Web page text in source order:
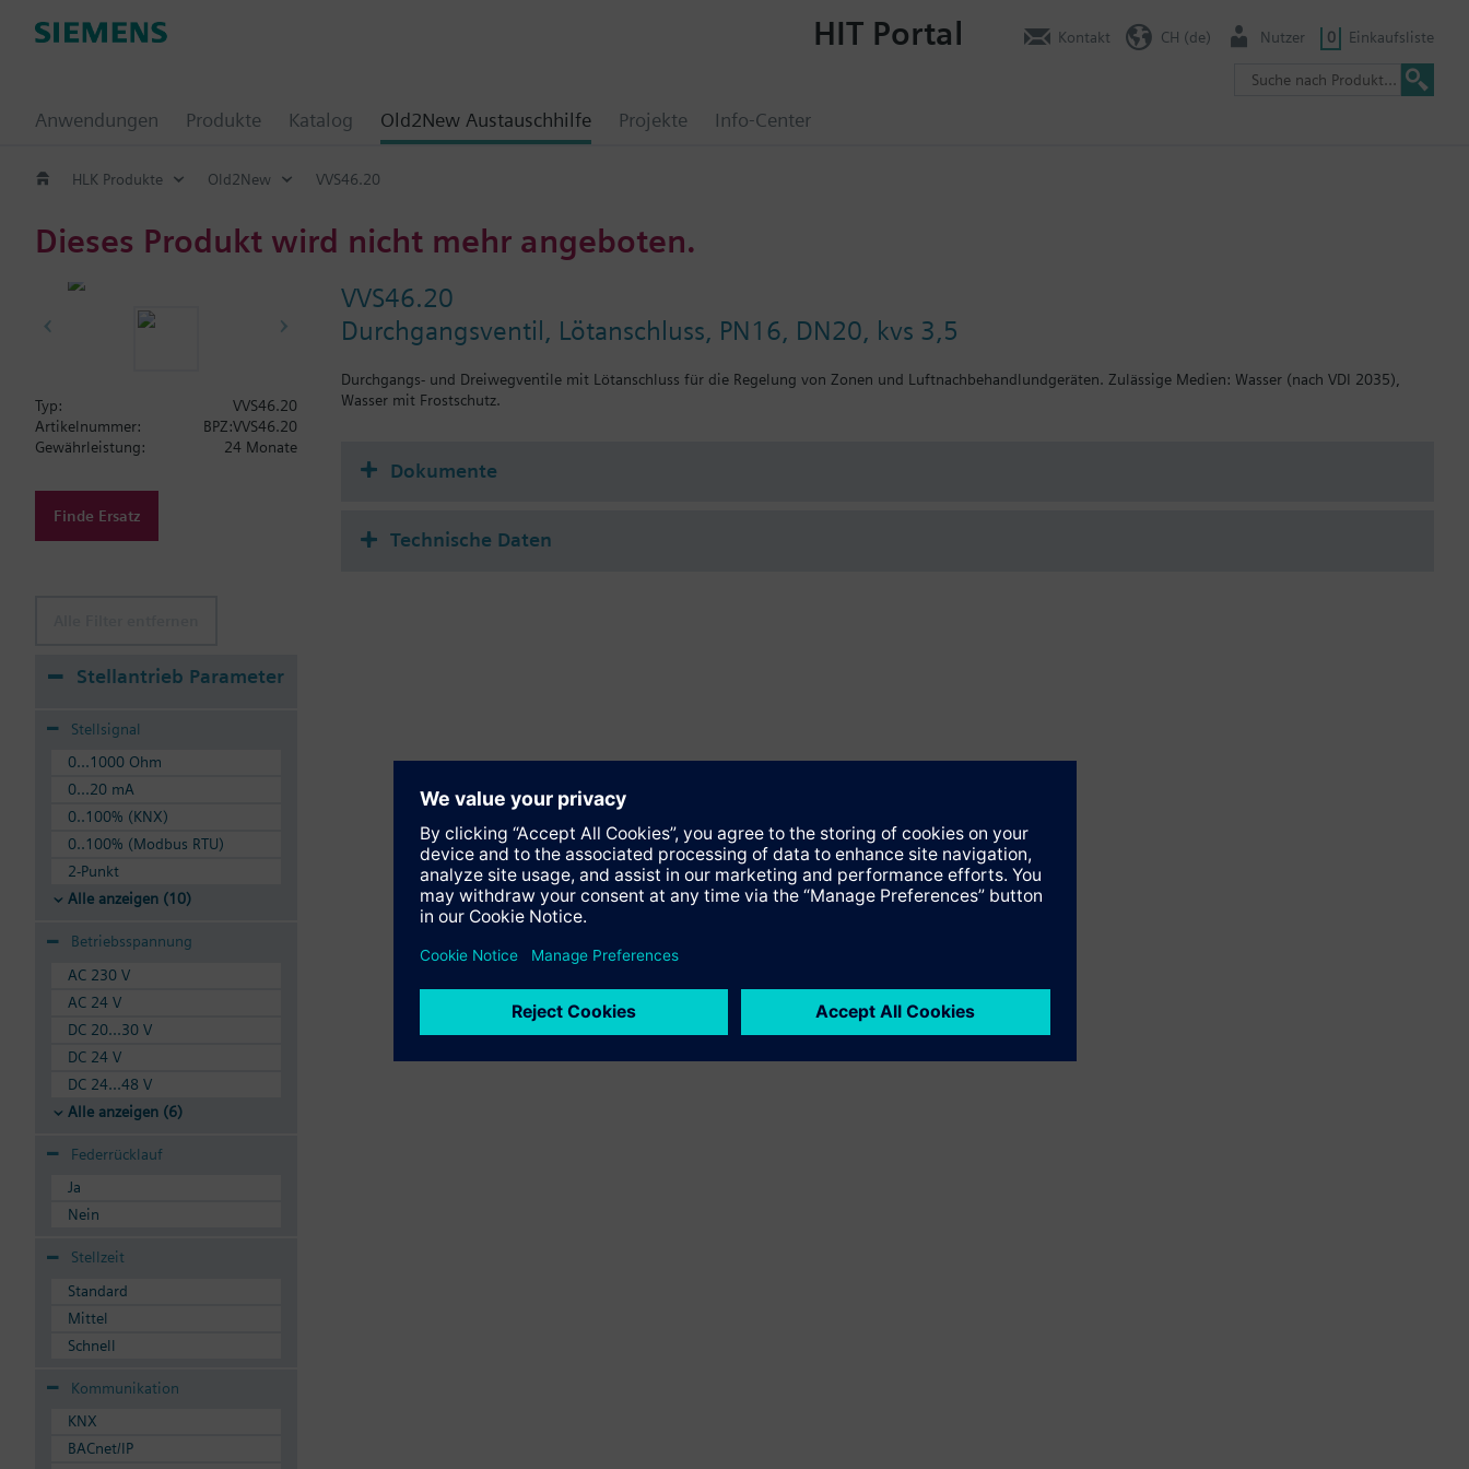
Anwendungen Produkte Katalog Old2New Austauschhilfe Projekte Info-Center
HIT Portal Kontakt CH (de) Nutzer 0 Einkaufsliste
HLK Produkte Old2New VVS46.20
Dieses Produkt wird nicht mehr angeboten.
VVS46.20
Durchgangsventil, Lötanschluss, PN16, DN20, kvs 3,5
Durchgangs- und Dreiwegventile mit Lötanschluss für die Regelung von Zonen und Luftnachbehandlundgeräten. Zulässige Medien: Wasser (nach VDI 2035),
Wasser mit Frostschutz.
Typ:
VVS46.20
Artikelnummer:
BPZ:VVS46.20
Gewährleistung:
24 Monate
Finde Ersatz
Stellantrieb Parameter
Stellsignal
0...1000 Ohm
0...20 mA
0..100% (KNX)
0..100% (Modbus RTU)
2-Punkt
Alle anzeigen (10)
Betriebsspannung
AC 230 V
AC 24 V
DC 20...30 V
DC 24 V
DC 24...48 V
Alle anzeigen (6)
Federrücklauf
Ja
Nein
Stellzeit
Standard
Mittel
Schnell
Kommunikation
KNX
BACnet/IP
Dokumente
Technische Daten